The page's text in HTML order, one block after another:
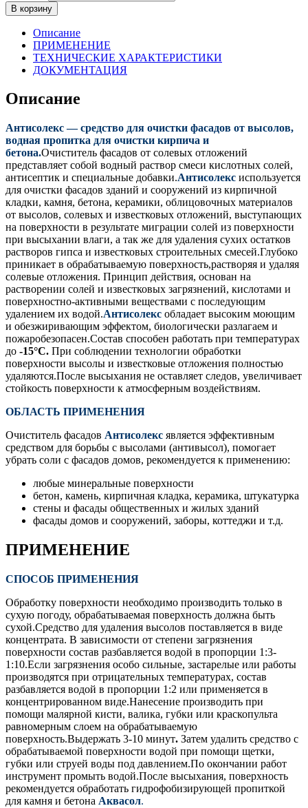
В корзину
Описание
ПРИМЕНЕНИЕ
ТЕХНИЧЕСКИЕ ХАРАКТЕРИСТИКИ
ДОКУМЕНТАЦИЯ
Описание
Антисолекс — средство для очистки фасадов от высолов,
водная пропитка для очистки кирпича и
бетона.Очиститель фасадов от солевых отложений
представляет собой водный раствор смеси кислотных солей,
антисептик и специальные добавки.Антисолекс используется
для очистки фасадов зданий и сооружений из кирпичной
кладки, камня, бетона, керамики, облицовочных материалов
от высолов, солевых и известковых отложений, выступающих
на поверхности в результате миграции солей из поверхности
при высыхании влаги, а так же для удаления сухих остатков
растворов гипса и известковых строительных смесей.Глубоко
приникает в обрабатываемую поверхность,растворяя и удаляя
солевые отложения. Принцип действия, основан на
растворении солей и известковых загрязнений, кислотами и
поверхностно-активными веществами с последующим
удалением их водой.Антисолекс обладает высоким моющим
и обезжиривающим эффектом, биологически разлагаем и
пожаробезопасен.Состав способен работать при температурах
до -15°С. При соблюдении технологии обработки
поверхности высолы и известковые отложения полностью
удаляются.После высыхания не оставляет следов, увеличивает
стойкость поверхности к атмосферным воздействиям.
ОБЛАСТЬ ПРИМЕНЕНИЯ
Очиститель фасадов Антисолекс является эффективным
средством для борьбы с высолами (антивысол), помогает
убрать соли с фасадов домов, рекомендуется к применению:
любые минеральные поверхности
бетон, камень, кирпичная кладка, керамика, штукатурка
стены и фасады общественных и жилых зданий
фасады домов и сооружений, заборы, коттеджи и т.д.
ПРИМЕНЕНИЕ
СПОСОБ ПРИМЕНЕНИЯ
Обработку поверхности необходимо производить только в
сухую погоду, обрабатываемая поверхность должна быть
сухой.Средство для удаления высолов поставляется в виде
концентрата. В зависимости от степени загрязнения
поверхности состав разбавляется водой в пропорции 1:3-
1:10.Если загрязнения особо сильные, застарелые или работы
производятся при отрицательных температурах, состав
разбавляется водой в пропорции 1:2 или применяется в
концентрированном виде.Нанесение производить при
помощи малярной кисти, валика, губки или краскопульта
равномерным слоем на обрабатываемую
поверхность.Выдержать 3-10 минут. Затем удалить средство с
обрабатываемой поверхности водой при помощи щетки,
губки или струей воды под давлением.По окончании работ
инструмент промыть водой.После высыхания, поверхность
рекомендуется обработать гидрофобизирующей пропиткой
для камня и бетона Аквасол.